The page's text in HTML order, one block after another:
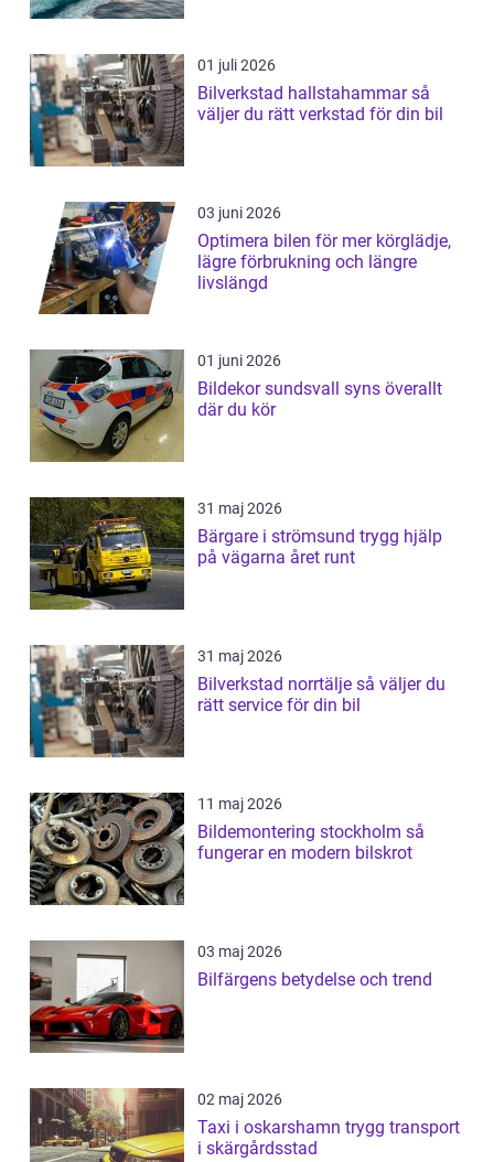
01 juli 2026
Bilverkstad hallstahammar så
väljer du rätt verkstad för din bil
03 juni 2026
Optimera bilen för mer körglädje,
lägre förbrukning och längre
livslängd
01 juni 2026
Bildekor sundsvall syns överallt
där du kör
31 maj 2026
Bärgare i strömsund trygg hjälp
på vägarna året runt
31 maj 2026
Bilverkstad norrtälje så väljer du
rätt service för din bil
11 maj 2026
Bildemontering stockholm så
fungerar en modern bilskrot
03 maj 2026
Bilfärgens betydelse och trend
02 maj 2026
Taxi i oskarshamn trygg transport
i skärgårdsstad